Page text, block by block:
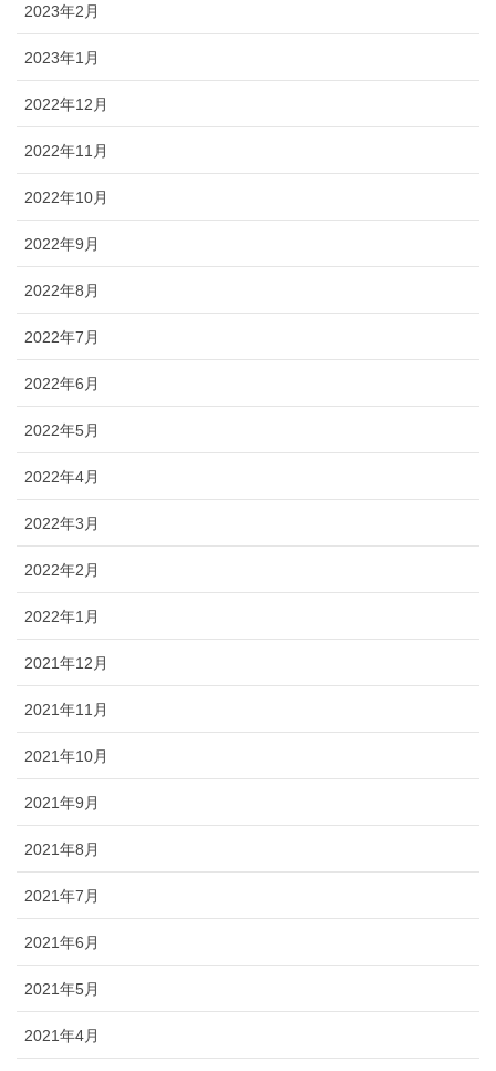
2023年2月
2023年1月
2022年12月
2022年11月
2022年10月
2022年9月
2022年8月
2022年7月
2022年6月
2022年5月
2022年4月
2022年3月
2022年2月
2022年1月
2021年12月
2021年11月
2021年10月
2021年9月
2021年8月
2021年7月
2021年6月
2021年5月
2021年4月